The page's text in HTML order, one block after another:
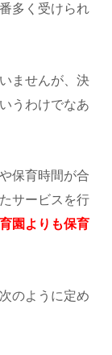
多く受けられ
ませんが、決
うわけでなあ
保育時間が合
サービスを行
園よりも保育
のように定め